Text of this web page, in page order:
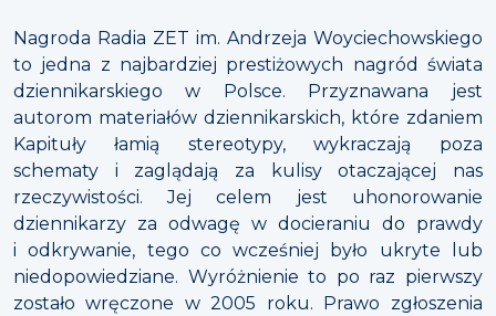
Nagroda Radia ZET im. Andrzeja Woyciechowskiego
to jedna z najbardziej prestiżowych nagród świata
dziennikarskiego w Polsce. Przyznawana jest
autorom materiałów dziennikarskich, które zdaniem
Kapituły łamią stereotypy, wykraczają poza
schematy i zaglądają za kulisy otaczającej nas
rzeczywistości. Jej celem jest uhonorowanie
dziennikarzy za odwagę w docieraniu do prawdy
i odkrywanie, tego co wcześniej było ukryte lub
niedopowiedziane. Wyróżnienie to po raz pierwszy
zostało wręczone w 2005 roku. Prawo zgłoszenia